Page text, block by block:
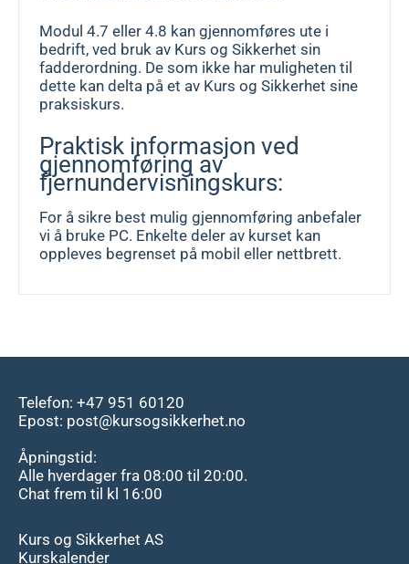
Modul 4.7 eller 4.8 kan gjennomføres ute i
bedrift, ved bruk av Kurs og Sikkerhet sin
fadderordning. De som ikke har muligheten til
dette kan delta på et av Kurs og Sikkerhet sine
praksiskurs.
Praktisk informasjon ved
gjennomføring av
fjernundervisningskurs:
For å sikre best mulig gjennomføring anbefaler
vi å bruke PC. Enkelte deler av kurset kan
oppleves begrenset på mobil eller nettbrett.
Telefon: +47 951 60120
Epost: post@kursogsikkerhet.no
Åpningstid:
Alle hverdager fra 08:00 til 20:00.
Chat frem til kl 16:00
Kurs og Sikkerhet AS
Kurskalender